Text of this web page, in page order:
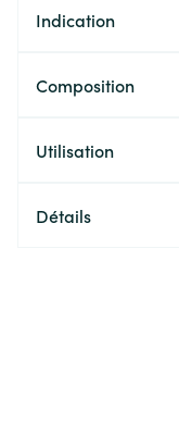
Indication
Composition
Utilisation
Détails